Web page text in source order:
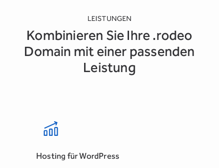
LEISTUNGEN
Kombinieren Sie Ihre .rodeo
Domain mit einer passenden
Leistung
Hosting für WordPress